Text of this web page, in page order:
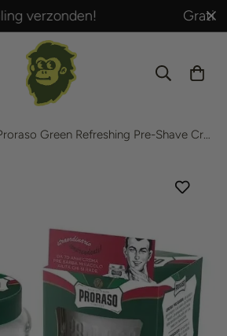
vanaf € 50,- (BE-NL).
Proraso Green Refreshing Pre-Shave Cream 100 ml